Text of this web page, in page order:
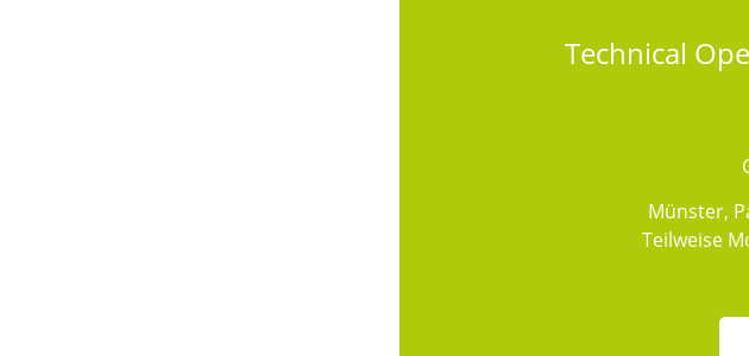
Technical
Münster,
Teilweise